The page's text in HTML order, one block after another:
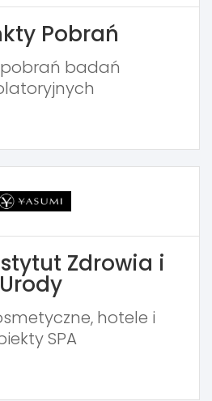
Pobrań
badań
Zdrowia i
Urody
hotele i
SPA